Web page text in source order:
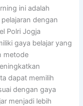
ini adalah
dengan
Polri Jogja
gaya belajar yang
metode
dapat memilih
dengan gaya
menjadi lebih